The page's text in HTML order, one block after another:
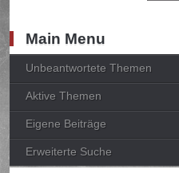
Main Menu
Unbeantwortete Themen
Aktive Themen
Eigene Beiträge
Erweiterte Suche